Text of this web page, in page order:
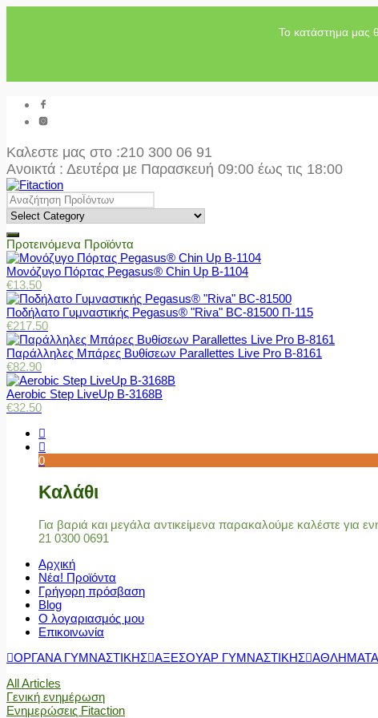
Το κατάστημα μας
Καλεστε μας στο :210 300 06 91
Ανοικτά : Δευτέρα με Παρασκευή 09:00 έως τις 18:00
Προτεινόμενα Προϊόντα
Μονόζυγο Πόρτας Pegasus® Chin Up Β-1104
€13.50
Ποδήλατο Γυμναστικής Pegasus® "Riva" BC-81500 Π-115
€217.50
Παράλληλες Μπάρες Βυθίσεων Parallettes Live Pro Β-8161
€82.90
Aerobic Step LiveUp B-3168B
€32.50
0
Καλάθι
Για βαριά και μεγάλα αντικείμενα παρακαλούμε καλέστε για
21 0300 0691
Αρχική
Νέα! Προϊόντα
Γρήγορη πρόσβαση
Blog
Ο λογαριασμός μου
Επικοινωνία
ΟΡΓΑΝΑ ΓΥΜΝΑΣΤΙΚΗΣ ΑΞΕΣΟΥΑΡ ΓΥΜΝΑΣΤΙΚΗΣ ΑΘΛΗΜΑΤΑ
All Articles
Γενική ενημέρωση
Ενημερώσεις Fitaction